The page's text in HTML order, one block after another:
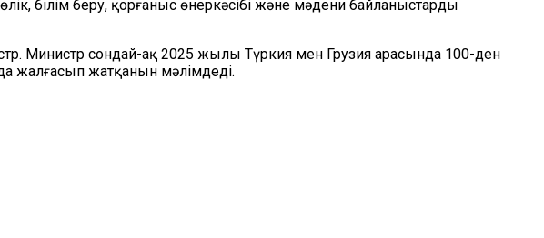
білім беру, қорғаныс өнеркәсібі және мәдени байланыстарды
Министр сондай-ақ 2025 жылы Түркия мен Грузия арасында 100-ден
жалғасып жатқанын мәлімдеді.